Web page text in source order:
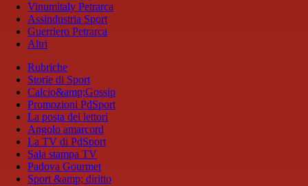
Vinumitaly Petrarca
Assindustria Sport
Guerriero Petrarca
Altri
Rubriche
Storie di Sport
Calcio&amp;Gossip
Promozioni PdSport
La posta dei lettori
Angolo amarcord
La TV di PdSport
Sala stampa TV
Padova Gourmet
Sport &amp; diritto